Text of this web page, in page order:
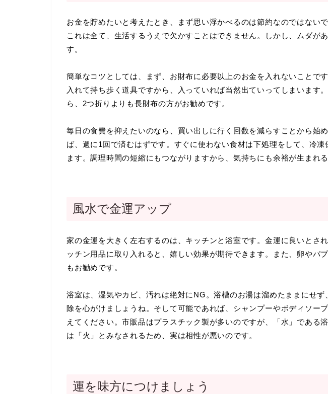
お金を貯めたいと考えたとき、まず思い浮かべるのは節約なのではない
これは全て、生活するうえで欠かすことはできません。しかし、ムダが
す。
簡単なコツとしては、まず、お財布に必要以上のお金を入れないことで
入れて持ち歩く道具ですから、入っていれば当然出ていってしまいます
ら、2つ折りよりも長財布の方がお勧めです。
毎日の食費を抑えたいのなら、買い出しに行く回数を減らすことから始
ば、週に1回で済むはずです。すぐに使わない食材は下処理をして、冷凍
ます。調理時間の短縮にもつながりますから、気持ちにも余裕が生まれる
風水で金運アップ
家の金運を大きく左右するのは、キッチンと浴室です。金運に良いとさ
ッチン用品に取り入れると、嬉しい効果が期待できます。また、卵やパ
もお勧めです。
浴室は、湿気やカビ、汚れは絶対にNG。浴槽のお湯は溜めたままにせ
除を心がけましょうね。そして可能であれば、シャンプーやボディソー
えてください。市販品はプラスチック製が多いのですが、「水」である
は「火」とみなされるため、実は相性が悪いのです。
運を味方につけましょう